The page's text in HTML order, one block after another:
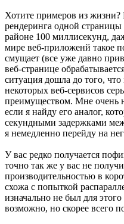
Хотите примеров из
рендеринга одной страницы
районе 100 миллисекунд,
мире веб-приложенй такое
смущает (все уже давно
веб-странице
ситуация дошла до того,
некоторых веб-сервисов
преимуществом. Мне очень
если я найду его аналог,
секундными задержками
я немедленно перейду на
У вас редко получается
точно так же у вас не
производительностью в
схожа с попыткой
изначально не был для
возможно, но скорее всего